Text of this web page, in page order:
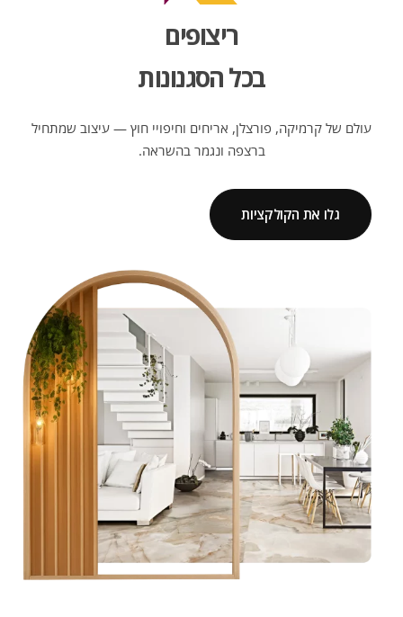
ריצופים
בכל הסגנונות
עולם של קרמיקה, פורצלן, אריחים וחיפויי חוץ — עיצוב שמתחיל
ברצפה ונגמר בהשראה.
גלו את הקולקציות